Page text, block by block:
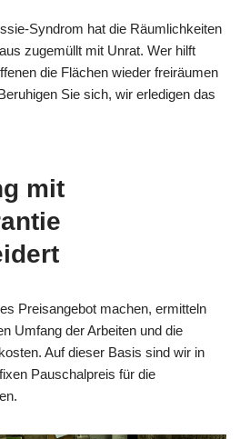
Syndrom hat die Räumlichkeiten
zugemüllt mit Unrat. Wer hilft
die Flächen wieder freiräumen
Sie sich, wir erledigen das
mit
Preisangebot machen, ermitteln
Umfang der Arbeiten und die
Auf dieser Basis sind wir in
Pauschalpreis für die